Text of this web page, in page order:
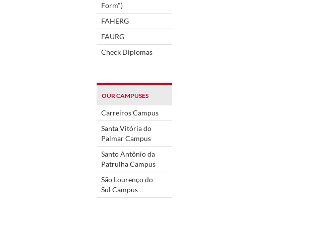
Form")
FAHERG
FAURG
Check Diplomas
OUR CAMPUSES
Carreiros Campus
Santa Vitória do
Palmar Campus
Santo Antônio da
Patrulha Campus
São Lourenço do
Sul Campus